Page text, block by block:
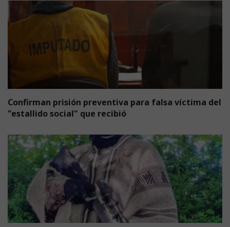
Confirman prisión preventiva para falsa víctima del
"estallido social" que recibió